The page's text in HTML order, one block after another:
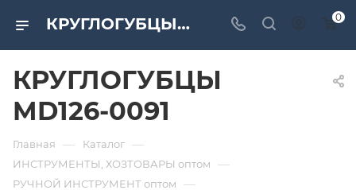
КРУГЛОГУБЦЫ MD126-0091. Дверная и мебельная фурнитура САМИР-КИЛИТ | Оптовые поставки 0
КРУГЛОГУБЦЫ
MD126-0091
Главная — Каталог —
ИНСТРУМЕНТЫ, ХОЗТОВАРЫ оптом —
РУЧНОЙ ИНСТРУМЕНТ оптом —